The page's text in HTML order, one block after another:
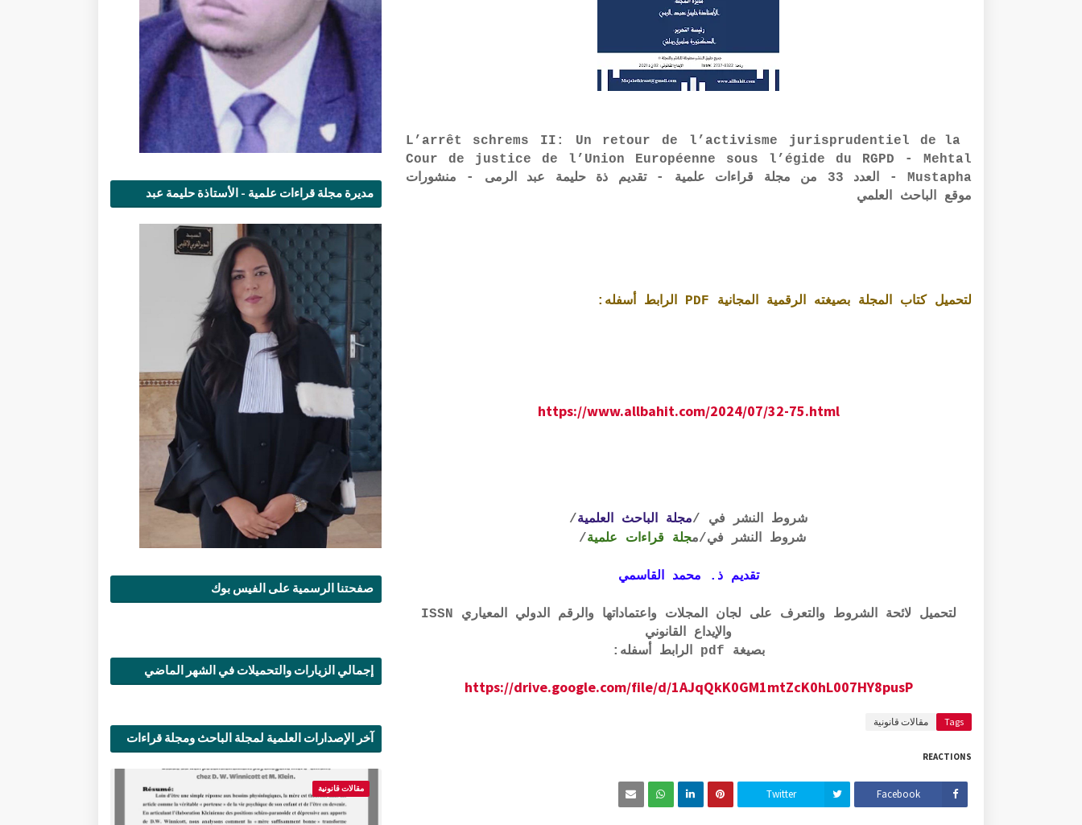
L’arrêt schrems II: Un retour de l’activisme jurisprudentiel de la
Cour de justice de l’Union Européenne sous l’égide du RGPD - Mehtal
Mustapha - العدد 33 من مجلة قراءات علمية - تقديم ذة حليمة عبد الرمى - منشورات
موقع الباحث العلمي
لتحميل كتاب المجلة بصيغته الرقمية المجانية PDF الرابط أسفله:
https://www.allbahit.com/2024/07/32-75.html
شروط النشر في /مجلة الباحث العلمية/
شروط النشر في/مجلة قراءات علمية/
تقديم ذ. محمد القاسمي
لتحميل لائحة الشروط والتعرف على لجان المجلات واعتماداتها والرقم الدولي المعياري ISSN
والإيداع القانوني
بصيغة pdf الرابط أسفله:
https://drive.google.com/file/d/1AJqQkK0GM1mtZcK0hL007HY8pusP
Tags مقالات قانونية
REACTIONS
Facebook
Twitter
مديرة مجلة قراءات علمية - الأستاذة حليمة عبد
صفحتنا الرسمية على الفيس بوك
إجمالي الزيارات والتحميلات في الشهر الماضي
آخر الإصدارات العلمية لمجلة الباحث ومجلة قراءات
مقالات قانونية